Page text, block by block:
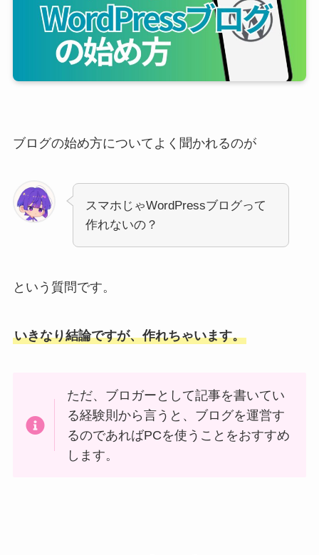
ブログの始め方についてよく聞かれるのが
スマホじゃWordPressブログって
作れないの？
という質問です。
いきなり結論ですが、作れちゃいます。
ただ、ブロガーとして記事を書いてい
る経験則から言うと、ブログを運営す
るのであればPCを使うことをおすすめ
します。